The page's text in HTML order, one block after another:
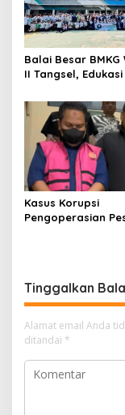
Balai Besar BMKG
II Tangsel,
kepada pelajar
23
Kasus Korupsi
Pengoperasian
Tinggalkan
Alamat email Anda
ditandai *